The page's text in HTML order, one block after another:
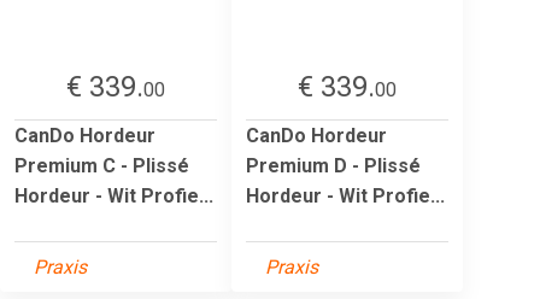
€ 339.00
CanDo Hordeur
Premium C - Plissé
Hordeur - Wit Profie...
Praxis
€ 339.00
CanDo Hordeur
Premium D - Plissé
Hordeur - Wit Profie...
Praxis